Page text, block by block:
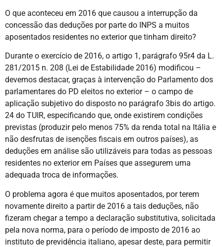
O que aconteceu em 2016 que causou a interrupção da
concessão das deduções por parte do INPS a muitos
aposentados residentes no exterior que tinham direito?
Durante o exercício de 2016, o artigo 1, parágrafo 95r4 da L.
281/2015 n. 208 (Lei de Estabilidade 2016) modificou –
devemos destacar, graças à intervenção do Parlamento dos
parlamentares do PD eleitos no exterior – o campo de
aplicação subjetivo do disposto no parágrafo 3bis do artigo.
24 do TUIR, especificando que, onde existirem condições
previstas (produzir pelo menos 75% da renda total na Itália e
não desfrutas de isenções fiscais em outros países), as
deduções em análise são utilizáveis para todas as pessoas
residentes no exterior em Países que assegurem uma
adequada troca de informações.
O problema agora é que muitos aposentados, por terem
novamente direito a partir de 2016 a tais deduções, não
fizeram chegar a tempo a declaração substitutiva, solicitada
pela nova norma, para o período de imposto de 2016 ao
instituto de previdência italiano, apesar deste, para permitir